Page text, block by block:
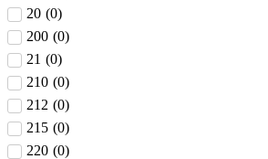
20 (0)
200 (0)
21 (0)
210 (0)
212 (0)
215 (0)
220 (0)